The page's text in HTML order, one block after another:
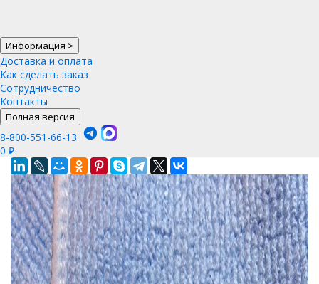
Информация >
Доставка и оплата
Как сделать заказ
Сотрудничество
Контакты
Полная версия
8-800-551-66-13
0 ₽